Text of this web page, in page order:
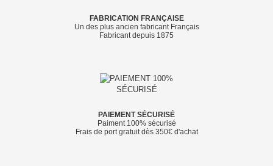
FABRICATION FRANÇAISE
Un des plus ancien fabricant Français
Fabricant depuis 1875
PAIEMENT SÉCURISÉ
Paiment 100% sécurisé
Frais de port gratuit dès 350€ d'achat